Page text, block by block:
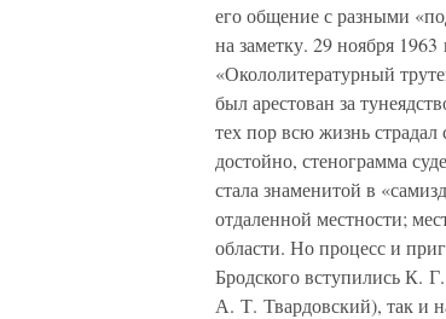
его общение с разными
на заметку. 29 ноября
«Окололитературный
был арестован за
тех пор всю жизнь
достойно, стенограмма
стала знаменитой в
отдаленной местности;
области. Но процесс и
Бродского вступились
А. Т. Твардовский), так и